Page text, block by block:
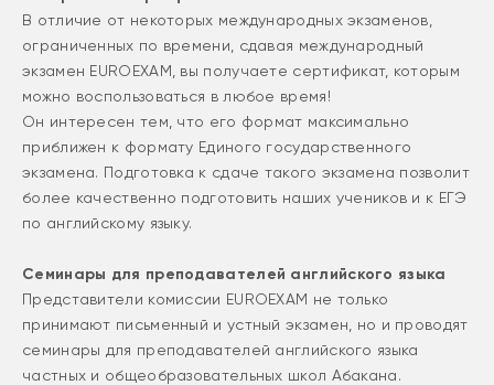
В отличие от некоторых международных экзаменов,
ограниченных по времени, сдавая международный
экзамен EUROEXAM, вы получаете сертификат, которым
можно воспользоваться в любое время!
Он интересен тем, что его формат максимально
приближен к формату Единого государственного
экзамена. Подготовка к сдаче такого экзамена позволит
более качественно подготовить наших учеников и к ЕГЭ
по английскому языку.
Семинары для преподавателей английского языка
Представители комиссии EUROEXAM не только
принимают письменный и устный экзамен, но и проводят
семинары для преподавателей английского языка
частных и общеобразовательных школ Абакана.